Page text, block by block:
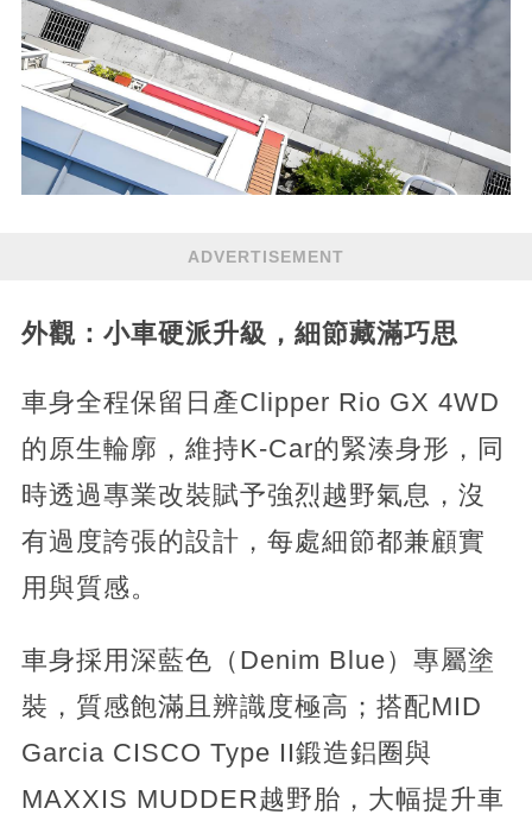
ADVERTISEMENT
外觀：小車硬派升級，細節藏滿巧思
車身全程保留日產Clipper Rio GX 4WD
的原生輪廓，維持K-Car的緊湊身形，同
時透過專業改裝賦予強烈越野氣息，沒
有過度誇張的設計，每處細節都兼顧實
用與質感。
車身採用深藍色（Denim Blue）專屬塗
裝，質感飽滿且辨識度極高；搭配MID
Garcia CISCO Type II鍛造鋁圈與
MAXXIS MUDDER越野胎，大幅提升車